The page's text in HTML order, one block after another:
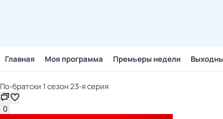
Главная Моя программа Премьеры недели
По-братски 1 сезон 23-я серия
0